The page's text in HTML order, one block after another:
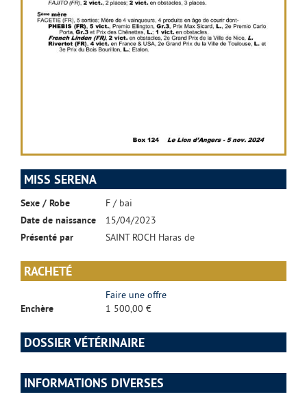
MISS SERENA
Sexe / Robe
F / bai
Date de naissance
15/04/2023
Présenté par
SAINT ROCH Haras de
RACHETÉ
Faire une offre
Enchère
1 500,00 €
DOSSIER VÉTÉRINAIRE
INFORMATIONS DIVERSES